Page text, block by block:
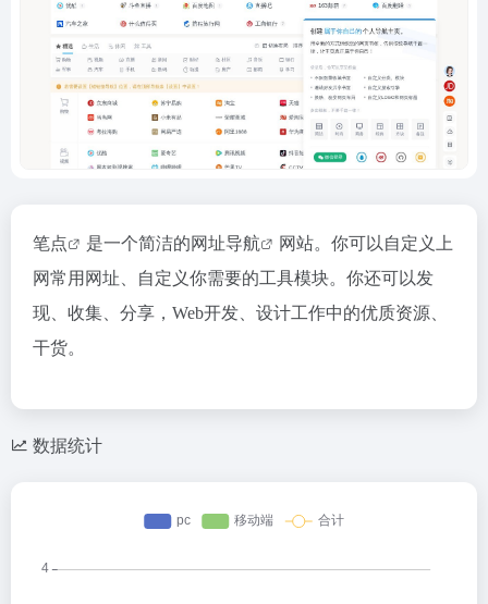
笔点 是一个简洁的网址导航
网站。你可以自定义上
网常用网址、自定义你需要的工具模块。你还可以发
现、收集、分享，Web开发、设计工作中的优质资源、
干货。
数据统计